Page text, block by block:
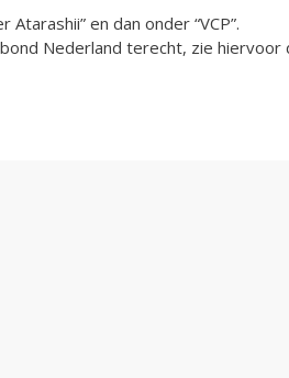
en dan onder “VCP”.
Nederland terecht, zie hiervoor